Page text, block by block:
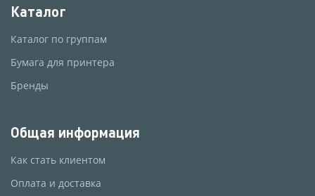
Каталог
Каталог по группам
Бумага для принтера
Бренды
Общая информация
Как стать клиентом
Оплата и доставка